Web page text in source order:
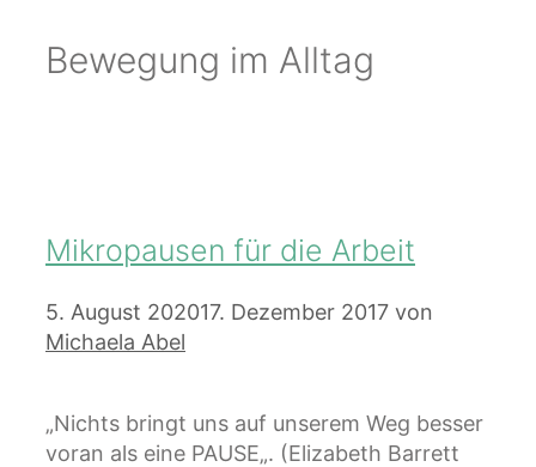
Bewegung im Alltag
Mikropausen für die Arbeit
5. August 202017. Dezember 2017 von
Michaela Abel
„Nichts bringt uns auf unserem Weg besser
voran als eine PAUSE„. (Elizabeth Barrett